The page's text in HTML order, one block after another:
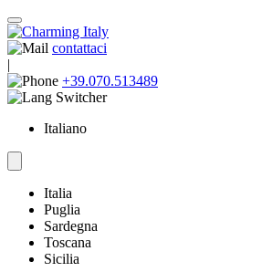
contattaci
|
+39.070.513489
Italiano
Italia
Puglia
Sardegna
Toscana
Sicilia